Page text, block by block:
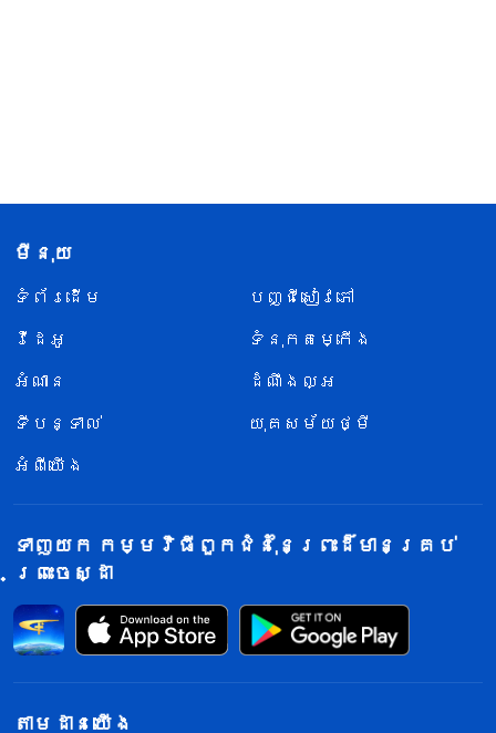
មីនុយ
ទំព័រ​ដើម
បញ្ជីសៀវភៅ
វីដេអូ
ទំនុកតម្កើង
អំណាន
ដំណឹងល្អ
ទីបន្ទាល់
យុគសម័យថ្មី
អំពីយើង
ទាញយក កម្មវិធីពួកជំនុំនៃព្រះដ៏មានគ្រប់
ព្រះចេស្ដា
តាម​ដាន​យើង​